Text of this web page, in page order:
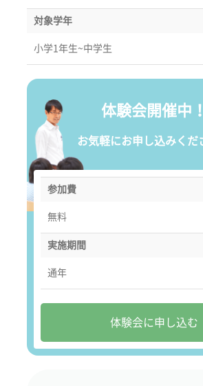
対象学年
小学1年生~中学生
体験会開催中！
お気軽にお申し込みくだ
参加費
無料
実施期間
通年
体験会に申し込む